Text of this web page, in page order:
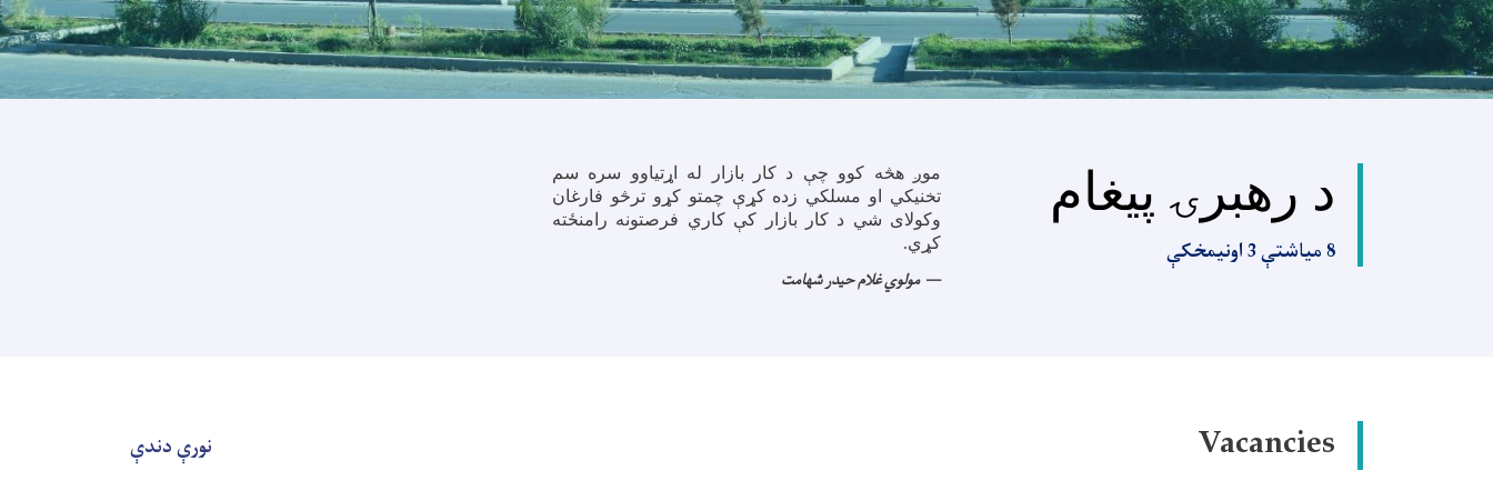
د رهبرۍ پیغام
8 میاشتې 3 اونیمخکې
موږ هڅه کوو چې د کار بازار له اړتیاوو سره سم
تخنیکي او مسلکي زده کړې چمتو کړو ترڅو فارغان
وکولای شي د کار بازار کې کاري فرصتونه رامنځته
کړي.
مولوي غلام حیدر شهامت
Vacancies نورې دندې